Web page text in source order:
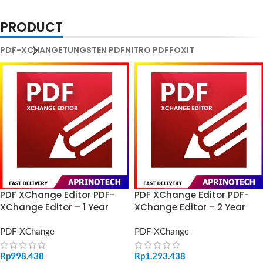
PRODUCT
PDF-XCHANGETUNGSTEN PDFNITRO PDFFOXIT
PDF XChange Editor PDF-
XChange Editor – 1 Year
PDF-XChange
Rp998.438
PDF XChange Editor PDF-
XChange Editor – 2 Year
PDF-XChange
Rp1.293.438